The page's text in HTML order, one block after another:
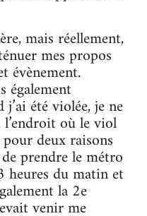
mais réellement,
mes propos
évènement.
également
été violée, je ne
où le viol
deux raisons
prendre le métro
du matin et
la 2e
venir me